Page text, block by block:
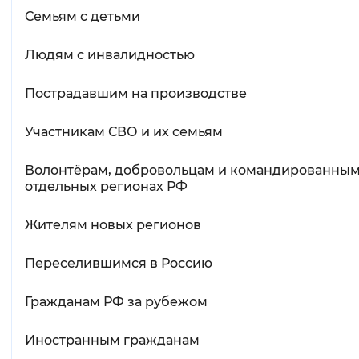
Семьям с детьми
Людям с инвалидностью
Пострадавшим на производстве
Участникам СВО и их семьям
Волонтёрам, добровольцам и
отдельных регионах РФ
Жителям новых регионов
Переселившимся в Россию
Гражданам РФ за рубежом
Иностранным гражданам